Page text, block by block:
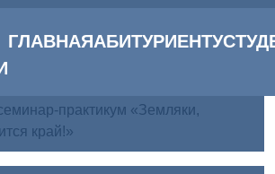
ГЛАВНАЯАБИТУРИЕНТУ
практикум «Земляки,
край!»